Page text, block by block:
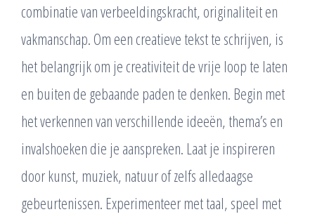
combinatie van verbeeldingskracht, originaliteit en
vakmanschap. Om een creatieve tekst te schrijven, is
het belangrijk om je creativiteit de vrije loop te laten
en buiten de gebaande paden te denken. Begin met
het verkennen van verschillende ideeën, thema’s en
invalshoeken die je aanspreken. Laat je inspireren
door kunst, muziek, natuur of zelfs alledaagse
gebeurtenissen. Experimenteer met taal, speel met